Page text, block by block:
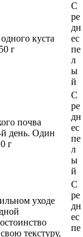
куста
г
С
ре
дн
ес
пе
л
ы
й
почва
день. Один
г
С
ре
дн
ес
пе
л
ы
й
уходе
текстуру,
С
ре
дн
ес
пе